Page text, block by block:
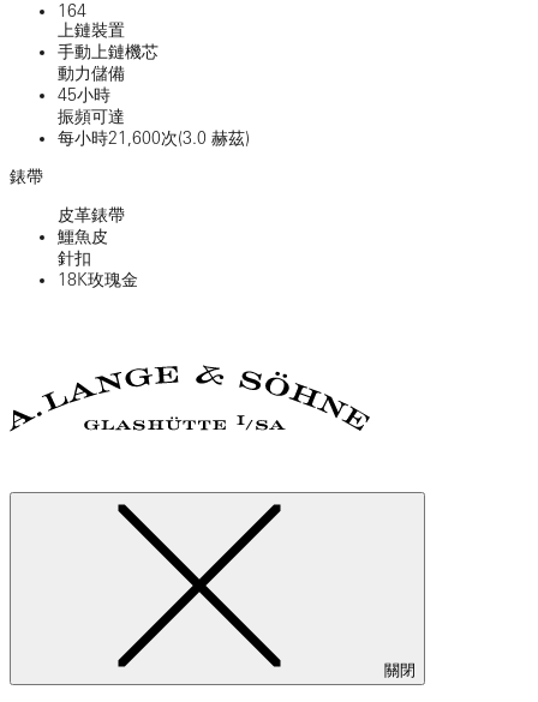
164
上鏈裝置
手動上鏈機芯
動力儲備
45小時
振頻可達
每小時21,600次(3.0 赫茲)
錶帶
皮革錶帶
鱷魚皮
針扣
18K玫瑰金
關閉